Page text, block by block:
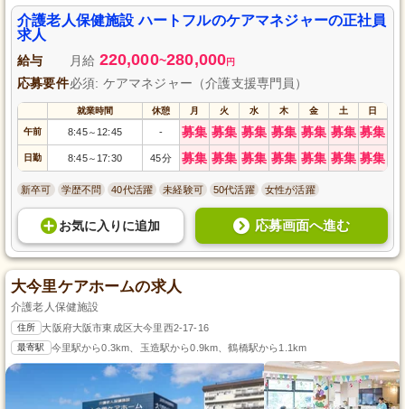
介護老人保健施設 ハートフルのケアマネジャーの正社員
求人
給与 月給 220,000~280,000円
応募要件必須: ケアマネジャー（介護支援専門員）
就業時間 休憩 月 火 水 木 金 土 日
午前 8:45～ 12:45 - 募集 募集 募集 募集 募集 募集 募集
日勤 8:45～ 17:30 45分 募集 募集 募集 募集 募集 募集 募集
新卒可 学歴不問 40代活躍 未経験可 50代活躍 女性が活躍
お気に入り に追加 応募画面へ進む
大今里ケアホームの求人
介護老人保健施設
住所 大阪府大阪市東成区大今里西2-17-16
最寄駅 今里駅から0.3km、玉造駅から0.9km、鶴橋駅から1.1km